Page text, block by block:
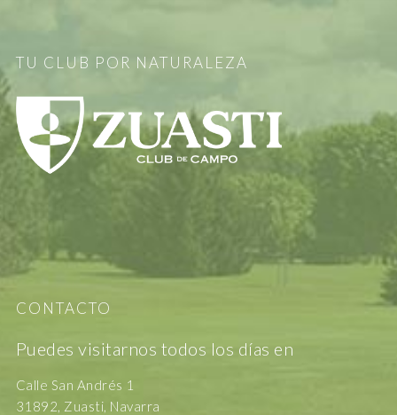
TU CLUB POR NATURALEZA
CONTACTO
Puedes visitarnos todos los días en
Calle San Andrés 1
31892, Zuasti, Navarra